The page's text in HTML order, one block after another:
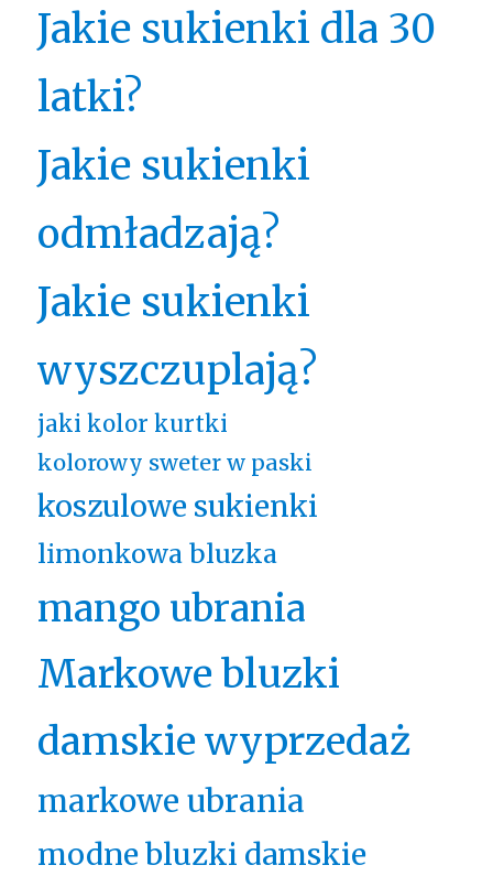
Jakie sukienki dla 30
latki?
Jakie sukienki
odmładzają?
Jakie sukienki
wyszczuplają?
jaki kolor kurtki
kolorowy sweter w paski
koszulowe sukienki
limonkowa bluzka
mango ubrania
Markowe bluzki
damskie wyprzedaż
markowe ubrania
modne bluzki damskie